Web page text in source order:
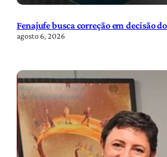
Fenajufe busca correção em decisão
agosto 6, 2026